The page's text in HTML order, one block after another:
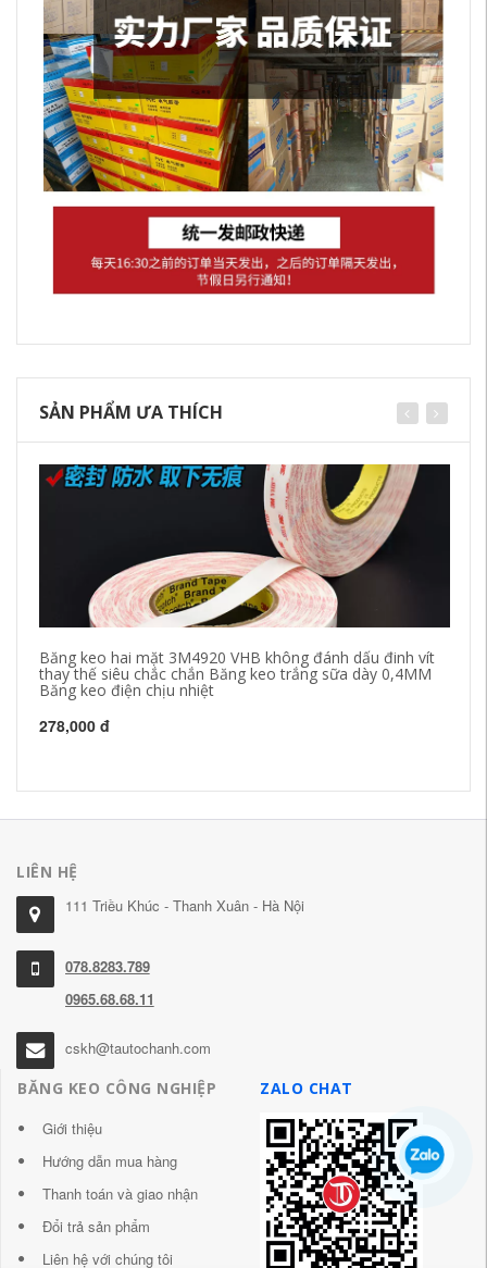
SẢN PHẨM ƯA THÍCH
Băng keo hai mặt 3M4920 VHB không đánh dấu đinh vít
thay thế siêu chắc chắn Băng keo trắng sữa dày 0,4MM
Băng keo điện chịu nhiệt
278,000 đ
LIÊN HỆ
111 Triều Khúc - Thanh Xuân - Hà Nội
078.8283.789
0965.68.68.11
cskh@tautochanh.com
BĂNG KEO CÔNG NGHIỆP
Giới thiệu
Hướng dẫn mua hàng
Thanh toán và giao nhận
Đổi trả sản phẩm
Liên hệ với chúng tôi
ZALO CHAT